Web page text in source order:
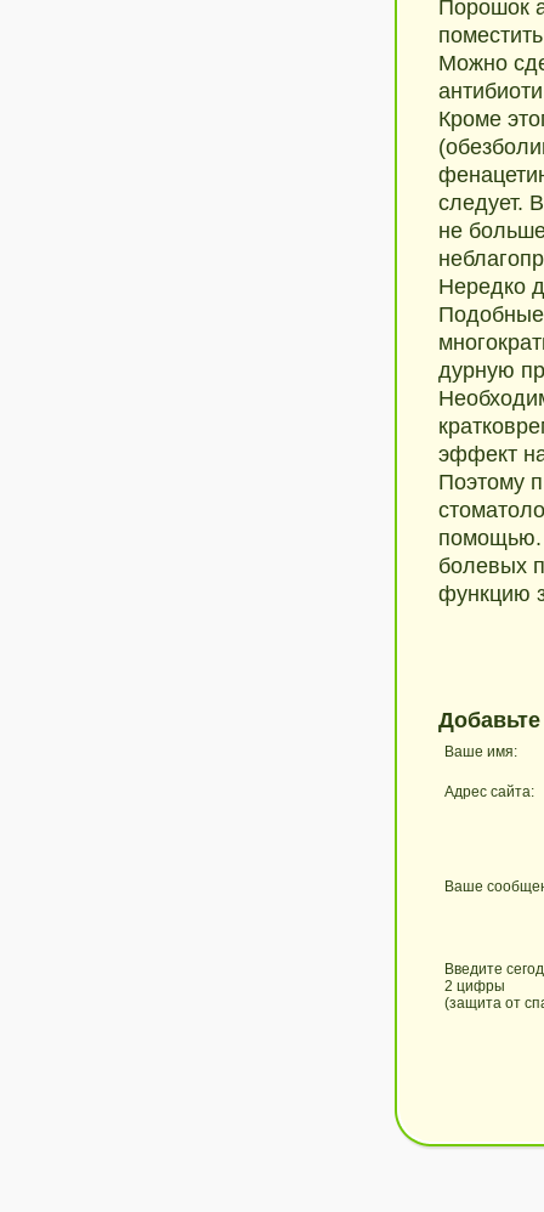
Порошок
Можно
Кроме
следует.
не
Нередко
Подобные
дурную
эффект
Поэтому
помощью.
болевых
функцию
Ваше имя:
Адрес сайта:
Ваше
Введите
2 цифры
(защита от